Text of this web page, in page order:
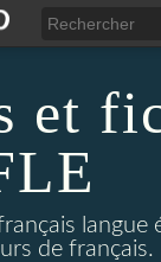
et
langue
de français.